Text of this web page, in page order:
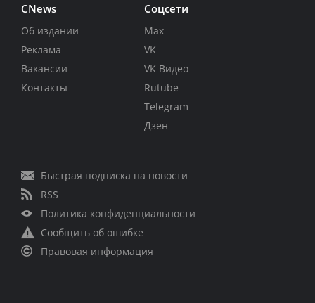
CNews
Об издании
Реклама
Вакансии
Контакты
Соцсети
Max
VK
VK Видео
Rutube
Telegram
Дзен
Быстрая подписка на новости
RSS
Политика конфиденциальности
Сообщить об ошибке
Правовая информация